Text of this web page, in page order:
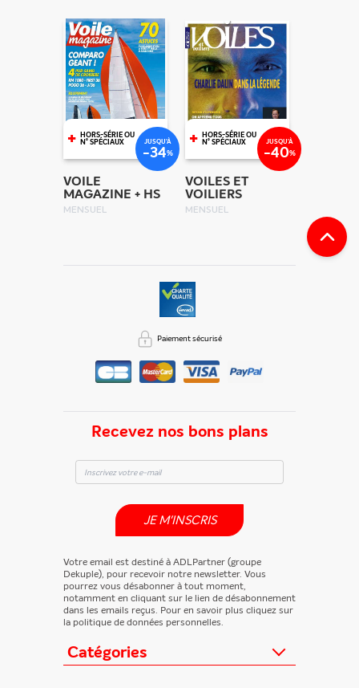
+ HORS-SÉRIE OU
N° SPÉCIAUX JUSQU'À
-34%
VOILE
MAGAZINE + HS
MENSUEL
+ HORS-SÉRIE OU
N° SPÉCIAUX JUSQU'À
-40%
VOILES ET
VOILIERS
MENSUEL
Catégories
Recevez nos bons plans
JE M'INSCRIS
Votre email est destiné à ADLPartner (groupe
Dekuple), pour recevoir notre newsletter. Vous
pourrez vous désabonner à tout moment,
notamment en cliquant sur le lien de désabonnement
dans les emails reçus. Pour en savoir plus cliquez sur
la politique de données personnelles.
Paiement sécurisé